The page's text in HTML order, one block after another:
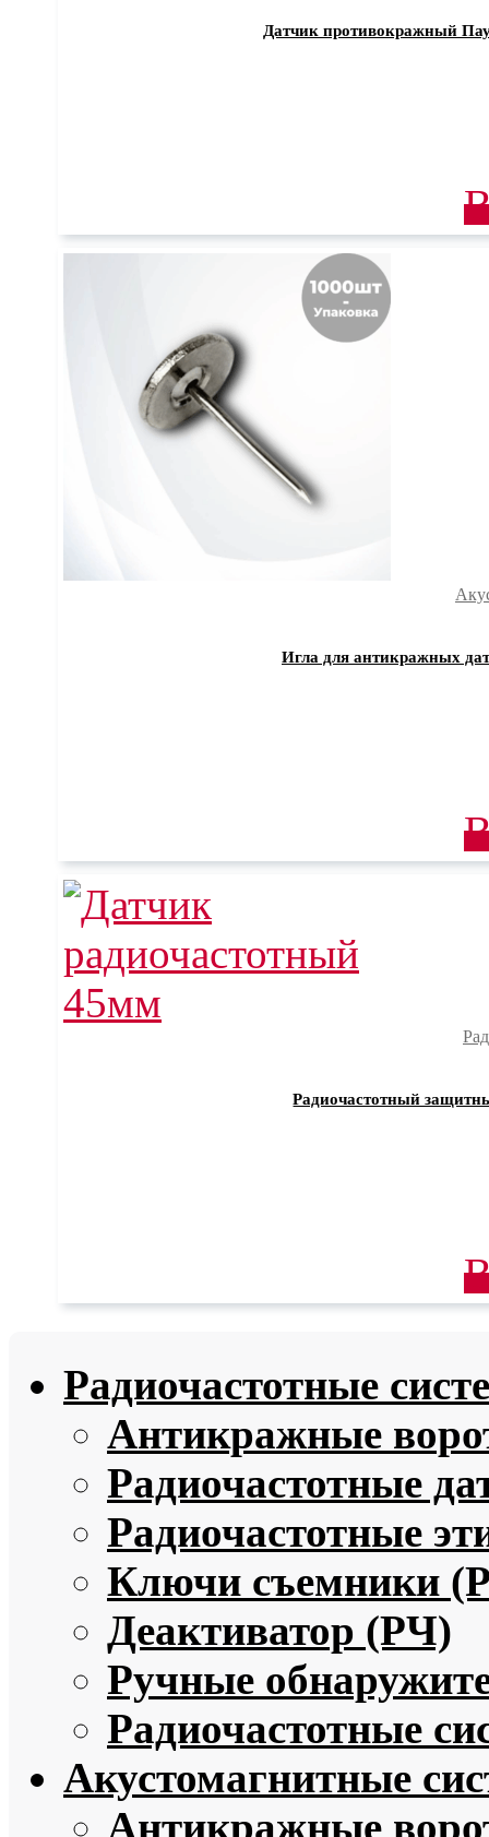
Датчик противокражный
Игла для антикражных
Радиочастотный
Радиочастотные
Антикражные
Радиочастотные
Радиочастотные
Ключи съемники
Деактиватор (РЧ)
Ручные
Радиочастотные
Акустомагнитные
Антикражные